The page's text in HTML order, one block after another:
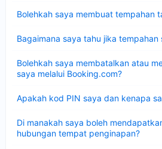
Bolehkah saya membuat tempahan
Bagaimana saya tahu jika tempahan
Bolehkah saya membatalkan atau
saya melalui Booking.com?
Apakah kod PIN saya dan kenapa
Di manakah saya boleh
hubungan tempat penginapan?